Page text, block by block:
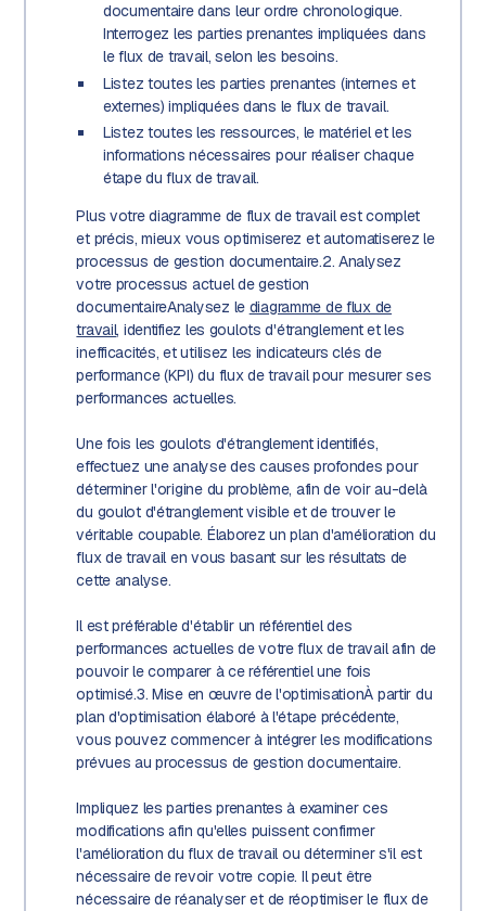
documentaire dans leur ordre chronologique.
Interrogez les parties prenantes impliquées dans
le flux de travail, selon les besoins.
Listez toutes les parties prenantes (internes et
externes) impliquées dans le flux de travail.
Listez toutes les ressources, le matériel et les
informations nécessaires pour réaliser chaque
étape du flux de travail.
Plus votre diagramme de flux de travail est complet
et précis, mieux vous optimiserez et automatiserez le
processus de gestion documentaire.2. Analysez
votre processus actuel de gestion
documentaireAnalysez le diagramme de flux de
travail, identifiez les goulots d'étranglement et les
inefficacités, et utilisez les indicateurs clés de
performance (KPI) du flux de travail pour mesurer ses
performances actuelles.
Une fois les goulots d'étranglement identifiés,
effectuez une analyse des causes profondes pour
déterminer l'origine du problème, afin de voir au-delà
du goulot d'étranglement visible et de trouver le
véritable coupable. Élaborez un plan d'amélioration du
flux de travail en vous basant sur les résultats de
cette analyse.
Il est préférable d'établir un référentiel des
performances actuelles de votre flux de travail afin de
pouvoir le comparer à ce référentiel une fois
optimisé.3. Mise en œuvre de l'optimisationÀ partir du
plan d'optimisation élaboré à l'étape précédente,
vous pouvez commencer à intégrer les modifications
prévues au processus de gestion documentaire.
Impliquez les parties prenantes à examiner ces
modifications afin qu'elles puissent confirmer
l'amélioration du flux de travail ou déterminer s'il est
nécessaire de revoir votre copie. Il peut être
nécessaire de réanalyser et de réoptimiser le flux de